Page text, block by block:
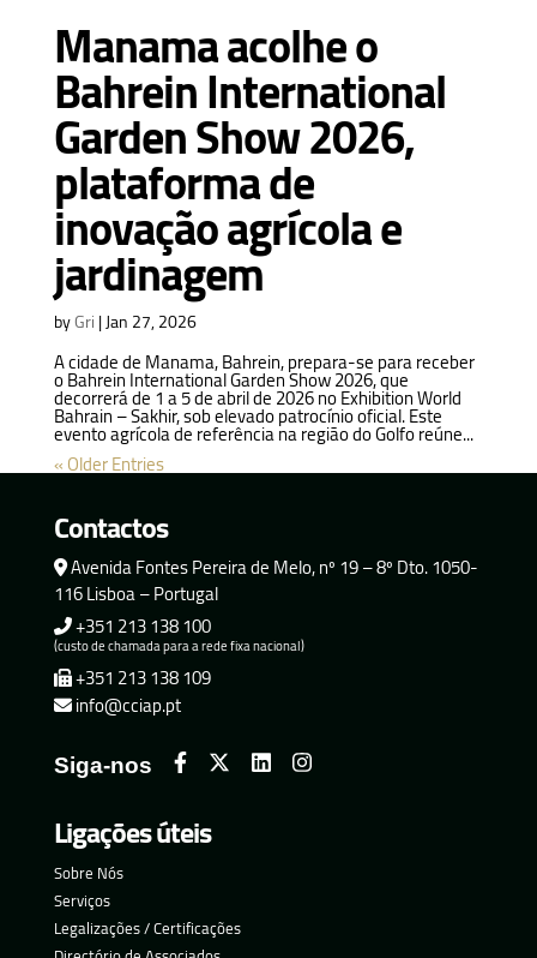
Manama acolhe o
Bahrein International
Garden Show 2026,
plataforma de
inovação agrícola e
jardinagem
byGri|Jan 27, 2026
A cidade de Manama, Bahrein, prepara-se para receber
o Bahrein International Garden Show 2026, que
decorrerá de 1 a 5 de abril de 2026 no Exhibition World
Bahrain – Sakhir, sob elevado patrocínio oficial. Este
evento agrícola de referência na região do Golfo reúne...
« Older Entries
Contactos
Avenida Fontes Pereira de Melo, nº 19 – 8º Dto. 1050-
116 Lisboa – Portugal
+351 213 138 100
(custo de chamada para a rede fixa nacional)
+351 213 138 109
info@cciap.pt
Siga-nos
Ligações úteis
Sobre Nós
Serviços
Legalizações / Certificações